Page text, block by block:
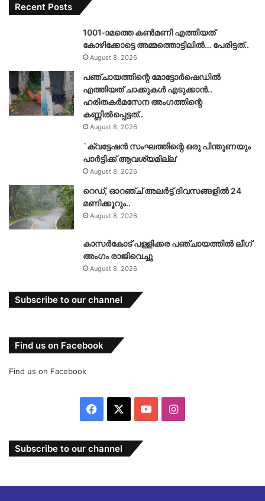
Recent Posts
1001-ാമത്തെ കൺമണി എത്തിയത്
കോഴിക്കോട്ടെ അമ്മത്തൊട്ടിലിൽ… പേരിട്ടത്..
August 8, 2026
പഞ്ചായത്തിന്റെ മോട്ടോർഷെഡിൽ
എത്തിയത് ചാക്കുകൾ എടുക്കാൻ..
ഹരിതകർമസേന അംഗത്തിന്റെ
കണ്ണിൽപ്പെട്ടത്..
August 8, 2026
`ക്വട്ടേഷൻ സംഘത്തിന്റെ ഒരു പിന്തുണയും
പാർട്ടിക്ക് ആവശ്യമില്ല’
August 8, 2026
റെഡ്, ഓറഞ്ച് അലർട്ട് ദിവസങ്ങളിൽ 24
മണിക്കൂറും..
August 8, 2026
കാസർകോട് പള്ളിക്കര പഞ്ചായത്തിൽ ലീഗ്
അംഗം രാജിവെച്ചു
August 8, 2026
Subscribe to our channel
Find us on Facebook
Find us on Facebook
Facebook YouTubeInstagram
Subscribe to our channel